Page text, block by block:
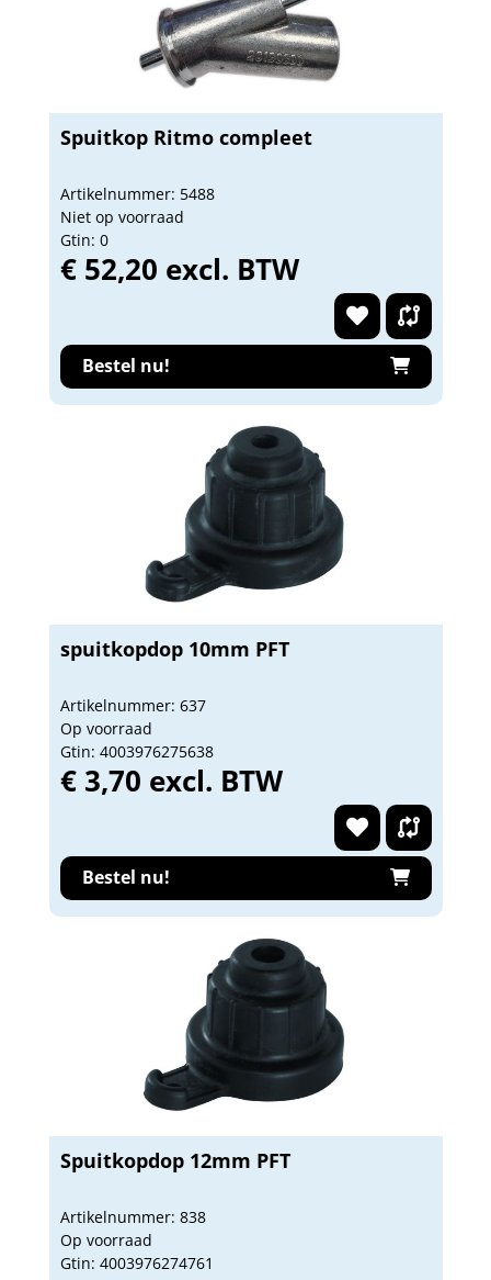
Spuitkop Ritmo compleet
Artikelnummer: 5488
Niet op voorraad
Gtin: 0
€ 52,20 excl. BTW
Bestel nu!
spuitkopdop 10mm PFT
Artikelnummer: 637
Op voorraad
Gtin: 4003976275638
€ 3,70 excl. BTW
Bestel nu!
Spuitkopdop 12mm PFT
Artikelnummer: 838
Op voorraad
Gtin: 4003976274761